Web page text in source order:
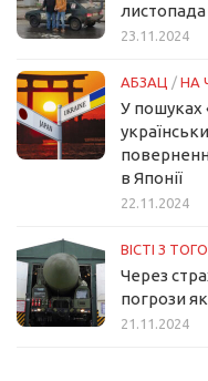
листопада
23.11.2024
АБЗАЦ / НА
У пошуках
в Японії
22.11.2024
ВІСТІ З
Через
погрози
21.11.2024